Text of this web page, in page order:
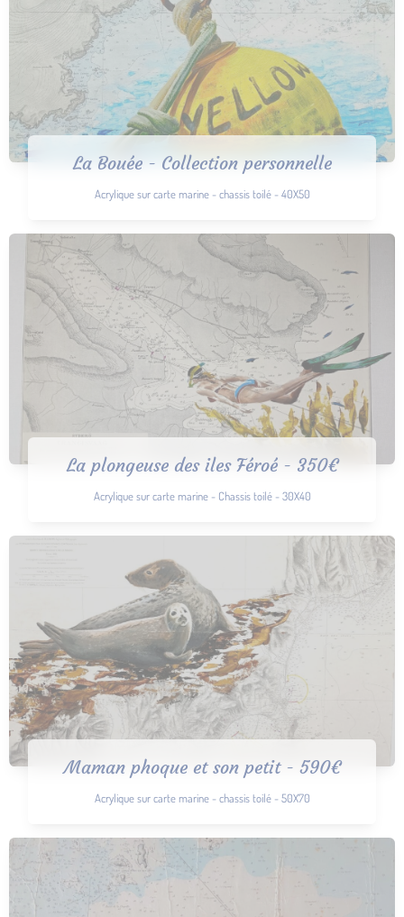
La Bouée - Collection personnelle
Acrylique sur carte marine - chassis toilé - 40X50
La plongeuse des iles Féroé - 350€
Acrylique sur carte marine - Chassis toilé - 30X40
Maman phoque et son petit - 590€
Acrylique sur carte marine - chassis toilé - 50X70